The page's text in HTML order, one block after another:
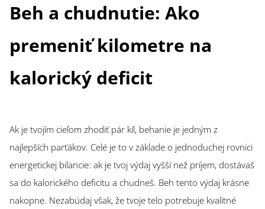
Beh a chudnutie: Ako
premeniť kilometre na
kalorický deficit
Ak je tvojím cieľom zhodiť pár kíl, behanie je jedným z
najlepších parťákov. Celé je to v základe o jednoduchej rovnici
energetickej bilancie: ak je tvoj výdaj vyšší než príjem, dostávaš
sa do kalorického deficitu a chudneš. Beh tento výdaj krásne
nakopne. Nezabúdaj však, že tvoje telo potrebuje kvalitné